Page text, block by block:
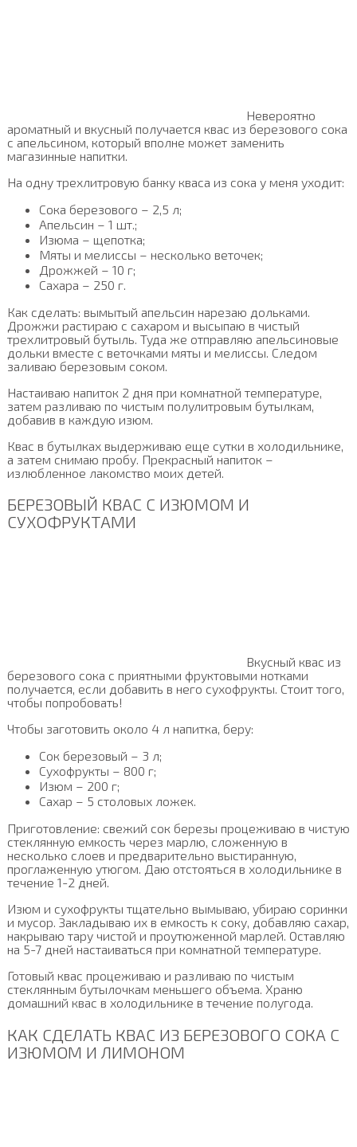
Невероятно
ароматный и вкусный получается квас из березового сока
с апельсином, который вполне может заменить
магазинные напитки.
На одну трехлитровую банку кваса из сока у меня уходит:
Сока березового – 2,5 л;
Апельсин – 1 шт.;
Изюма – щепотка;
Мяты и мелиссы – несколько веточек;
Дрожжей – 10 г;
Сахара – 250 г.
Как сделать: вымытый апельсин нарезаю дольками.
Дрожжи растираю с сахаром и высыпаю в чистый
трехлитровый бутыль. Туда же отправляю апельсиновые
дольки вместе с веточками мяты и мелиссы. Следом
заливаю березовым соком.
Настаиваю напиток 2 дня при комнатной температуре,
затем разливаю по чистым полулитровым бутылкам,
добавив в каждую изюм.
Квас в бутылках выдерживаю еще сутки в холодильнике,
а затем снимаю пробу. Прекрасный напиток –
излюбленное лакомство моих детей.
БЕРЕЗОВЫЙ КВАС С ИЗЮМОМ И
СУХОФРУКТАМИ
Вкусный квас из
березового сока с приятными фруктовыми нотками
получается, если добавить в него сухофрукты. Стоит того,
чтобы попробовать!
Чтобы заготовить около 4 л напитка, беру:
Сок березовый – 3 л;
Сухофрукты – 800 г;
Изюм – 200 г;
Сахар – 5 столовых ложек.
Приготовление: свежий сок березы процеживаю в чистую
стеклянную емкость через марлю, сложенную в
несколько слоев и предварительно выстиранную,
проглаженную утюгом. Даю отстояться в холодильнике в
течение 1-2 дней.
Изюм и сухофрукты тщательно вымываю, убираю соринки
и мусор. Закладываю их в емкость к соку, добавляю сахар,
накрываю тару чистой и проутюженной марлей. Оставляю
на 5-7 дней настаиваться при комнатной температуре.
Готовый квас процеживаю и разливаю по чистым
стеклянным бутылочкам меньшего объема. Храню
домашний квас в холодильнике в течение полугода.
КАК СДЕЛАТЬ КВАС ИЗ БЕРЕЗОВОГО СОКА С
ИЗЮМОМ И ЛИМОНОМ